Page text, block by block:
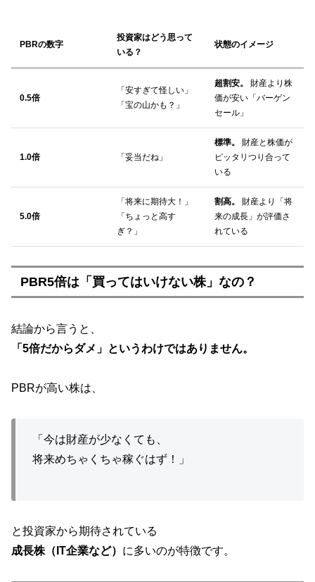
PBRの数字
投資家はどう思って
いる？
状態のイメージ
0.5倍
「安すぎて怪しい」
「宝の山かも？」
超割安。
財産より株
価が安い「バーゲン
セール」
1.0倍 「妥当だね」
標準。
財産と株価が
ピッタリつり合って
いる
5.0倍
「将来に期待大！」
「ちょっと高す
ぎ？」
割高。
財産より「将
来の成長」が評価さ
れている
PBR5倍は「買ってはいけない株」なの？
結論から言うと、
「5倍だからダメ」というわけではありません。
PBRが高い株は、
「今は財産が少なくても、
将来めちゃくちゃ稼ぐはず！」
と投資家から期待されている
成長株（IT企業など） に多いのが特徴です。